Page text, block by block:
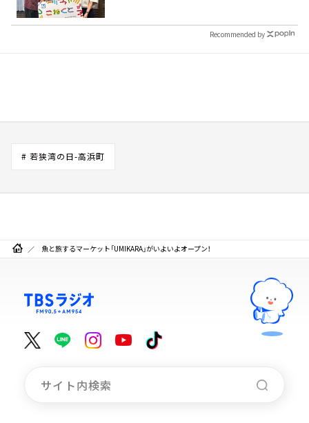
Recommended by
# 若狭湾の日-高浜町
魚と旅するマーケット「UMIKARA」がいよいよオープン！